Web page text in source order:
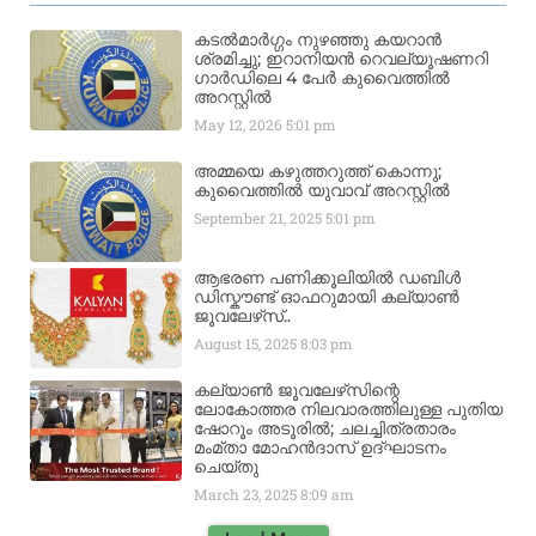
കടൽമാർഗ്ഗം നുഴഞ്ഞു കയറാൻ
ശ്രമിച്ചു; ഇറാനിയൻ റെവല്യൂഷണറി
ഗാർഡിലെ 4 പേർ കുവൈത്തിൽ
അറസ്റ്റിൽ
May 12, 20265:01 pm
അമ്മയെ കഴുത്തറുത്ത് കൊന്നു;
കുവൈത്തിൽ യുവാവ് അറസ്റ്റിൽ
September 21, 20255:01 pm
ആഭരണ പണിക്കൂലിയിൽ ഡബിൾ
ഡിസ്കൗണ്ട് ഓഫറുമായി കല്യാൺ
ജൂവലേഴ്‌സ്..
August 15, 20258:03 pm
കല്യാൺ ജൂവലേഴ്‌സിന്റെ
ലോകോത്തര നിലവാരത്തിലുള്ള പുതിയ
ഷോറൂം അടൂരിൽ; ചലച്ചിത്രതാരം
മംമ്താ മോഹൻദാസ് ഉദ്ഘാടനം
ചെയ്‌തു
March 23, 20258:09 am